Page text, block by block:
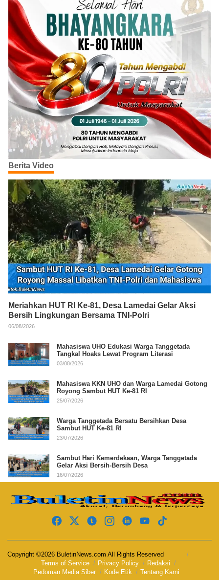
Berita Video
Meriahkan HUT RI Ke-81, Desa Lamedai Gelar Aksi
Bersih Lingkungan Bersama TNI-Polri
06/08/2026
Mahasiswa UHO Edukasi Warga Tanggetada
Tangkal Hoaks Lewat Program Literasi
03/08/2026
Mahasiswa KKN UHO dan Warga Lamedai Gotong
Royong Sambut HUT Ke-81 RI
25/07/2026
Warga Tanggetada Bersatu Bersihkan Desa
Sambut HUT Ke-81 RI
23/07/2026
Sambut Hari Kemerdekaan, Warga Tanggetada
Gelar Aksi Bersih-Bersih Desa
16/07/2026
Copyright ©2026 BuletinNews.com All Rights Reserved
Terms of Service
Privacy Policy
Redaksi
Pedoman Media Siber
Kode Etik Tentang Kami